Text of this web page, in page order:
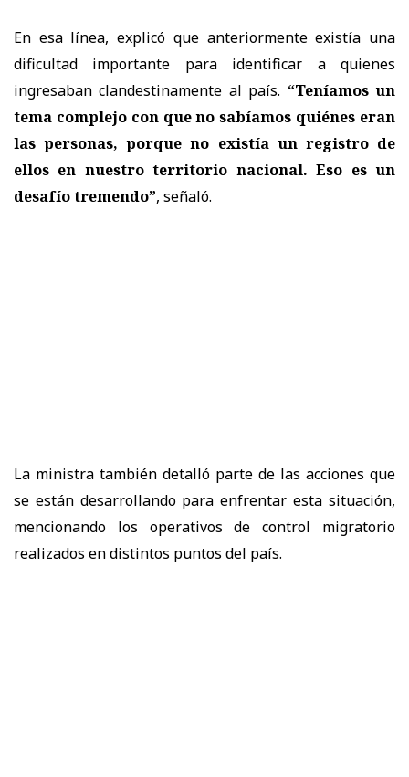
En esa línea, explicó que anteriormente existía una
dificultad importante para identificar a quienes
ingresaban clandestinamente al país. “Teníamos un
tema complejo con que no sabíamos quiénes eran
las personas, porque no existía un registro de
ellos en nuestro territorio nacional. Eso es un
desafío tremendo”, señaló.
La ministra también detalló parte de las acciones que
se están desarrollando para enfrentar esta situación,
mencionando los operativos de control migratorio
realizados en distintos puntos del país.